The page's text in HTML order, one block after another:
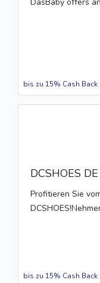
DasBaby offers
bis zu 15% Cash Back
DCSHOES DE
Profitieren Sie
bis zu 15% Cash Back